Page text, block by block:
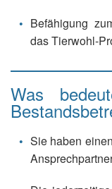
Befähigung
das Tierwohl-
Was
Sie haben